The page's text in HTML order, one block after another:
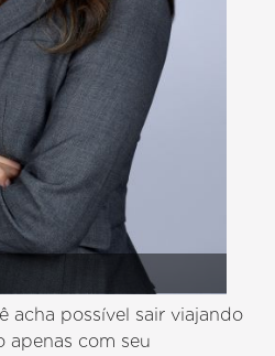
acha possível sair viajando
apenas com seu